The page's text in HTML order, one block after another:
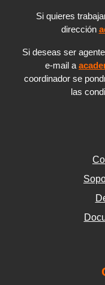
Si quieres
dirección
Si deseas ser
e-mail a
coordinador se
las